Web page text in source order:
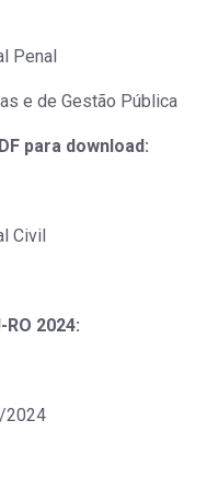
Penal
e de Gestão Pública
para download:
Civil
2024:
2024